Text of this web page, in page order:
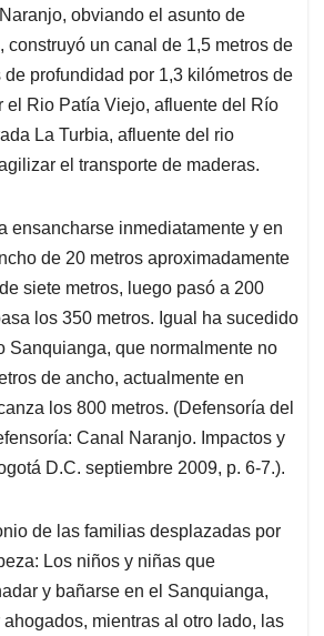
obviando el asunto de
construyó un canal de 1,5 metros de
de profundidad por 1,3 kilómetros de
el Rio Patía Viejo, afluente del Río
La Turbia, afluente del rio
el transporte de maderas.
ensancharse inmediatamente y en
de 20 metros aproximadamente
siete metros, luego pasó a 200
los 350 metros. Igual ha sucedido
Sanquianga, que normalmente no
de ancho, actualmente en
los 800 metros. (Defensoría del
Canal Naranjo. Impactos y
D.C. septiembre 2009, p. 6-7.).
de las familias desplazadas por
Los niños y niñas que
y bañarse en el Sanquianga,
mientras al otro lado, las